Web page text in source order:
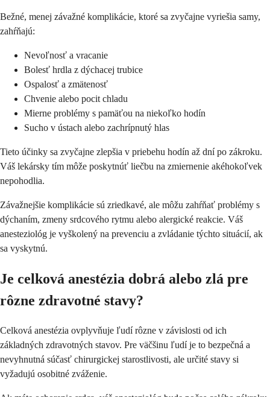
Bežné, menej závažné komplikácie, ktoré sa zvyčajne vyriešia samy,
zahŕňajú:
Nevoľnosť a vracanie
Bolesť hrdla z dýchacej trubice
Ospalosť a zmätenosť
Chvenie alebo pocit chladu
Mierne problémy s pamäťou na niekoľko hodín
Sucho v ústach alebo zachrípnutý hlas
Tieto účinky sa zvyčajne zlepšia v priebehu hodín až dní po zákroku.
Váš lekársky tím môže poskytnúť liečbu na zmiernenie akéhokoľvek
nepohodlia.
Závažnejšie komplikácie sú zriedkavé, ale môžu zahŕňať problémy s
dýchaním, zmeny srdcového rytmu alebo alergické reakcie. Váš
anesteziológ je vyškolený na prevenciu a zvládanie týchto situácií, ak
sa vyskytnú.
Je celková anestézia dobrá alebo zlá pre
rôzne zdravotné stavy?
Celková anestézia ovplyvňuje ľudí rôzne v závislosti od ich
základných zdravotných stavov. Pre väčšinu ľudí je to bezpečná a
nevyhnutná súčasť chirurgickej starostlivosti, ale určité stavy si
vyžadujú osobitné zváženie.